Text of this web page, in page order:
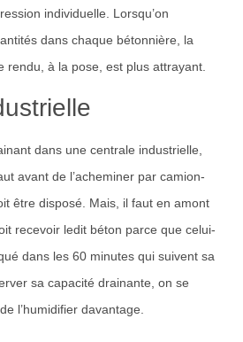
individuelle. Lorsqu’on
dans chaque bétonnière, la
rendu, à la pose, est plus attrayant.
dans une centrale industrielle,
avant de l’acheminer par camion-
être disposé. Mais, il faut en amont
recevoir ledit béton parce que celui-
dans les 60 minutes qui suivent sa
sa capacité drainante, on se
l’humidifier davantage.